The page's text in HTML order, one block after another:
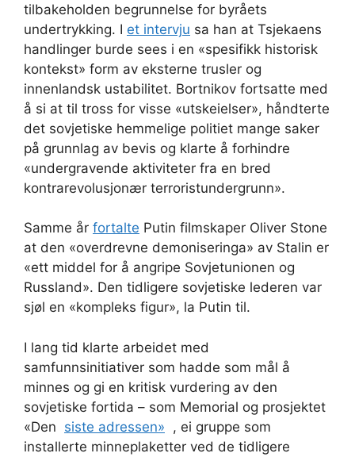
tilbakeholden begrunnelse for byråets
undertrykking. I et intervju sa han at Tsjekaens
handlinger burde sees i en «spesifikk historisk
kontekst» form av eksterne trusler og
innenlandsk ustabilitet. Bortnikov fortsatte med
å si at til tross for visse «utskeielser», håndterte
det sovjetiske hemmelige politiet mange saker
på grunnlag av bevis og klarte å forhindre
«undergravende aktiviteter fra en bred
kontrarevolusjonær terroristundergrunn».
Samme år fortalte Putin filmskaper Oliver Stone
at den «overdrevne demoniseringa» av Stalin er
«ett middel for å angripe Sovjetunionen og
Russland». Den tidligere sovjetiske lederen var
sjøl en «kompleks figur», la Putin til.
I lang tid klarte arbeidet med
samfunnsinitiativer som hadde som mål å
minnes og gi en kritisk vurdering av den
sovjetiske fortida – som Memorial og prosjektet
«Den siste adressen» , ei gruppe som
installerte minneplaketter ved de tidligere